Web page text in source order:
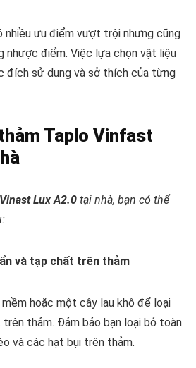
nhiều ưu điểm vượt trội nhưng cũng
nhược điểm. Việc lựa chọn vật liệu
đích sử dụng và sở thích của từng
Taplo Vinfast
Lux A2.0 tại nhà, bạn có thể
và tạp chất trên thảm
hoặc một cây lau khô để loại
thảm. Đảm bảo bạn loại bỏ toàn
và các hạt bụi trên thảm.